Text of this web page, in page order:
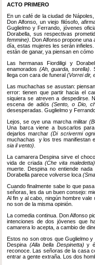
ACTO PRIMERO
En un café de la ciudad de
Don Alfonso, un viejo filósofo,
Guglielmo y Ferrando, jóvenes
Dorabella, sus respectivas
femmine) . Don Alfonso propone
día, estas mujeres les serán
están de ganar, ya piensan en
Las hermanas Fiordiligi y
enamorados (Ah, guarda, sorella) .
llega con cara de funeral (Vorrei dir,
Las muchachas se asustan:
error: tienen que partir hacia el
siquiera se atreven a despedirse.
escena de adiós(Sento, o Dio,
desesperadas. Guglielmo y
Lejos, se oye una marcha militar
Una barca viene a buscarlos
dejarlos marchar(Di scrivermi
muchachas y los tres manifiestan
sia il vento)
La camarera Despina sirve el
vida de criada (Che vita maledetta)
muerte. Despina no entiende
Dorabella parece volverse loca
Cuando finalmente sabe lo que
señoras, les da un buen consejo:
Al fin y al cabo, ningún hombre vale
no son de la misma opinión.
La comedia continua. Don Alfonso
intenciones de dos jóvenes que
camarera lo acepta, a cambio de
Estos no son otros que Guglielmo
Despina (Alla bella Despinetta) y
reconoce. Las señoras de la casa
entrar a gente extraña. Los dos